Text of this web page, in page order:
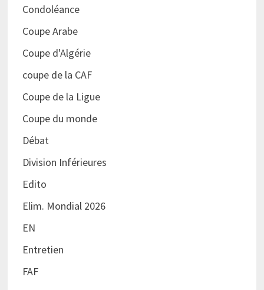
Condoléance
Coupe Arabe
Coupe d'Algérie
coupe de la CAF
Coupe de la Ligue
Coupe du monde
Débat
Division Inférieures
Edito
Elim. Mondial 2026
EN
Entretien
FAF